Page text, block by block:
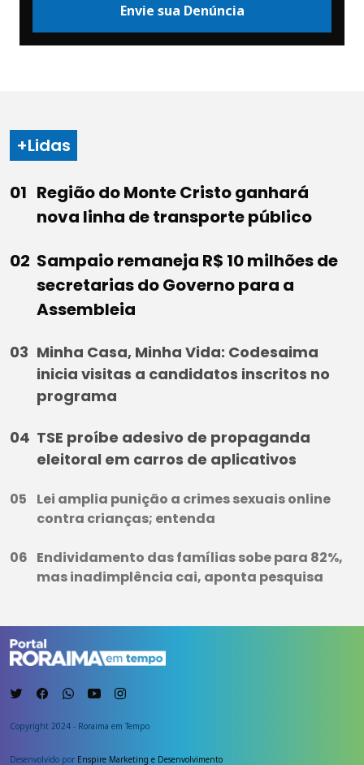
Envie sua Denúncia
+Lidas
Região do Monte Cristo ganhará
nova linha de transporte público
Sampaio remaneja R$ 10 milhões de
secretarias do Governo para a
Assembleia
Minha Casa, Minha Vida: Codesaima
inicia visitas a candidatos inscritos no
programa
TSE proíbe adesivo de propaganda
eleitoral em carros de aplicativos
Lei amplia punição a crimes sexuais online
contra crianças; entenda
Endividamento das famílias sobe para 82%,
mas inadimplência cai, aponta pesquisa
Copyright 2024 - Roraima em Tempo
Desenvolvido por Enspire Marketing e Desenvolvimento